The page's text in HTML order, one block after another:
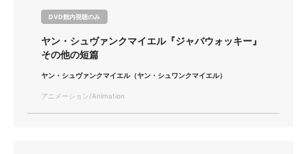
DVD館内視聴のみ
ヤン・シュヴァンクマイエル『ジャバウォッキー』
その他の短篇
ヤン・シュヴァンクマイエル（ヤン・シュワンクマイエル）
アニメーション/Animation